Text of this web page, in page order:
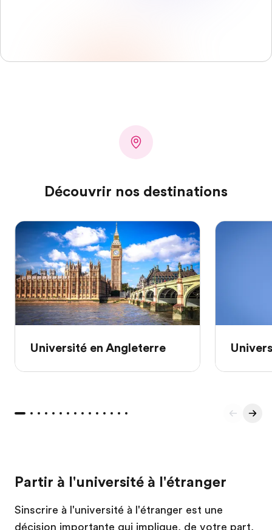
Découvrir nos destinations
Université en Angleterre
Partir à l'université à l'étranger
Sinscrire à l'université à l'étranger est une
décision importante qui implique, de votre part,